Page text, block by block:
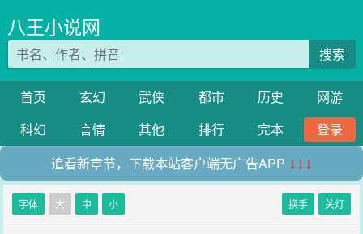
八王小说网
搜索
首页 玄幻 武侠 都市 历史
网游
科幻
言情 其他 排行 完本
登录
追看新章节，下载本站客户端无广告APP ↓↓↓
字体 大 中 小 换手 关灯